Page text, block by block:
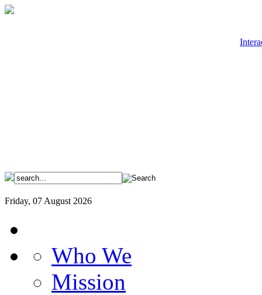
Friday, 07 August 2026
Who We
Mission